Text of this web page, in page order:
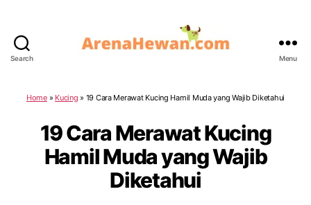
Search Menu
Home» Kucing » 19 Cara Merawat Kucing Hamil Muda yang Wajib Diketahui
19 Cara Merawat Kucing
Hamil Muda yang Wajib
Diketahui